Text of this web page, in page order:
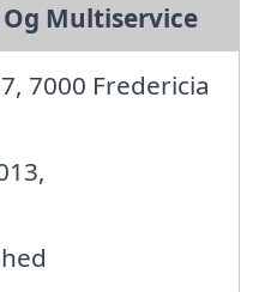
Multiservice
7000 Fredericia